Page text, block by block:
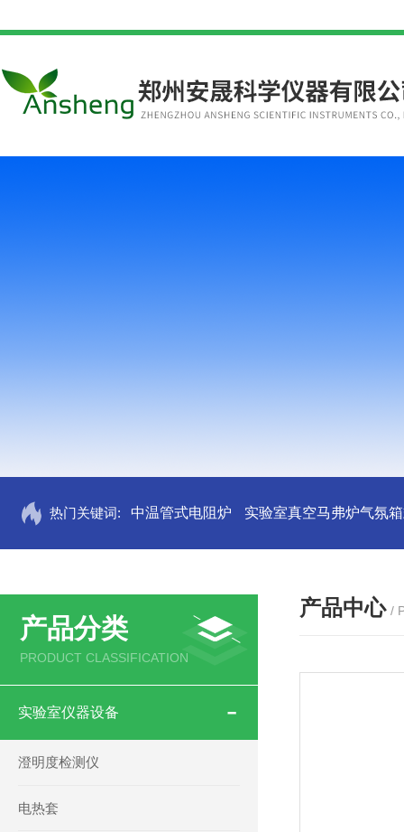
热门关键词: 中温管式电阻炉 实验室真空马弗炉气氛
产品分类
PRODUCT CLASSIFICATION
实验室仪器设备
澄明度检测仪
电热套
产品中心 /